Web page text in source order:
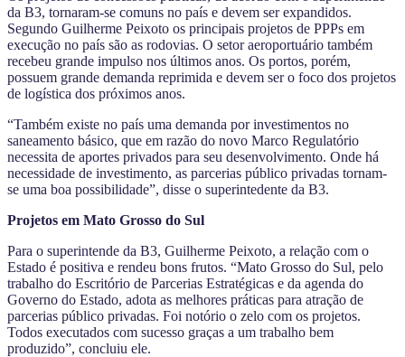
da B3, tornaram-se comuns no país e devem ser expandidos.
Segundo Guilherme Peixoto os principais projetos de PPPs em
execução no país são as rodovias. O setor aeroportuário também
recebeu grande impulso nos últimos anos. Os portos, porém,
possuem grande demanda reprimida e devem ser o foco dos projetos
de logística dos próximos anos.
“Também existe no país uma demanda por investimentos no
saneamento básico, que em razão do novo Marco Regulatório
necessita de aportes privados para seu desenvolvimento. Onde há
necessidade de investimento, as parcerias público privadas tornam-
se uma boa possibilidade”, disse o superintedente da B3.
Projetos em Mato Grosso do Sul
Para o superintende da B3, Guilherme Peixoto, a relação com o
Estado é positiva e rendeu bons frutos. “Mato Grosso do Sul, pelo
trabalho do Escritório de Parcerias Estratégicas e da agenda do
Governo do Estado, adota as melhores práticas para atração de
parcerias público privadas. Foi notório o zelo com os projetos.
Todos executados com sucesso graças a um trabalho bem
produzido”, concluiu ele.